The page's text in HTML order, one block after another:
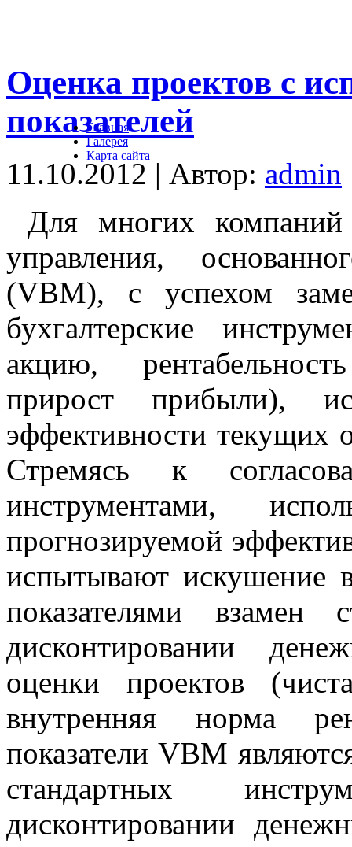
Главная
Галерея
Карта сайта
Оценка проектов с
показателей
11.10.2012 | Автор: admin
Для многих компаний
управления,
(VBM), с успехом
бухгалтерские
акцию,
прирост прибыли),
эффективности текущих
Стремясь к
инструментами,
прогнозируемой
испытывают искушение
показателями взамен
дисконтировании
оценки проектов
внутренняя норма
показатели VBM
стандартных
дисконтировании